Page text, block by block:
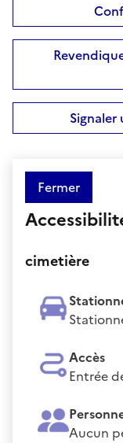
Fermer
cimetière
Accès
Entrée
Aucun